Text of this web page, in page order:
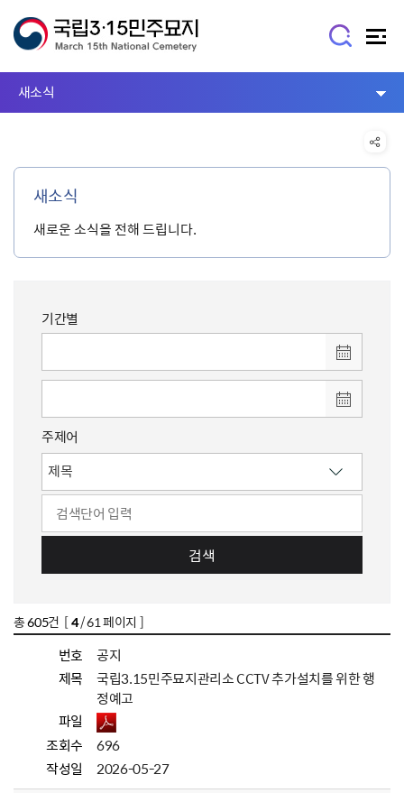
새소식
새소식
새로운 소식을 전해 드립니다.
기간별
주제어
검색
총605건 [4/ 61 페이지 ]
번호
공지
제목
국립3.15민주묘지관리소 CCTV 추가설치를 위한 행
정예고
파일
조회수
696
작성일
2026-05-27